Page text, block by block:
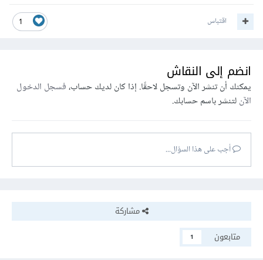
1 اقتباس
انضم إلى النقاش
يمكنك أن تنشر الآن وتسجل لاحقًا. إذا كان لديك حساب،فسجل الدخول
الآنلتنشر باسم حسابك.
أجب على هذا السؤال...
مشاركة
متابعون
1